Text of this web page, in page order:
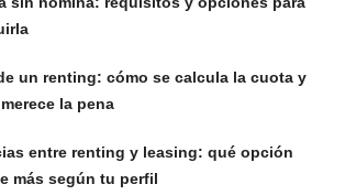
un renting: cómo se calcula la cuota y
la pena
entre renting y leasing: qué opción
más según tu perfil